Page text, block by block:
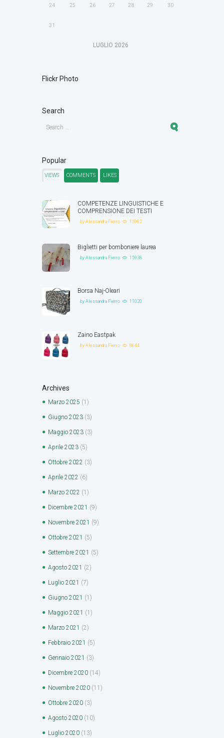
24 25 26 27 28 29 30
31
LUGLIO 2026
Flickr Photo
Search
Popular
VIEWS COMMENTS LIKES
COMPETENZE LINGUISTICHE E
COMPRENSIONE DEI TESTI
byAlessandra Fierro 15962
Biglietti per bomboniere laurea
byAlessandra Fierro 15938
Borsa Naj-Oleari
byAlessandra Fierro 11020
Zaino Eastpak
byAlessandra Fierro 8644
Archives
Marzo 2025 (1)
Giugno 2023 (3)
Maggio 2023 (3)
Aprile 2023 (5)
Ottobre 2022 (3)
Aprile 2022 (6)
Marzo 2022 (1)
Dicembre 2021 (9)
Novembre 2021 (9)
Ottobre 2021 (5)
Settembre 2021 (5)
Agosto 2021 (2)
Luglio 2021 (7)
Giugno 2021 (1)
Maggio 2021 (1)
Marzo 2021 (2)
Febbraio 2021 (5)
Gennaio 2021 (3)
Dicembre 2020 (14)
Novembre 2020 (11)
Ottobre 2020 (3)
Agosto 2020 (10)
Luglio 2020 (13)